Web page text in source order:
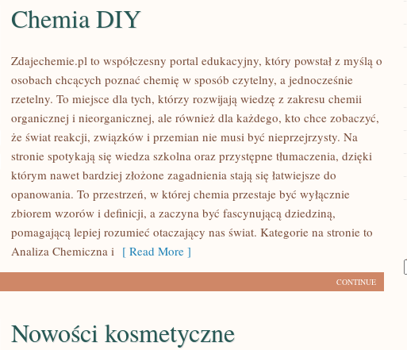
CHEMIA
Chemia DIY
Zdajechemie.pl to współczesny portal edukacyjny, który powstał z myślą o
osobach chcących poznać chemię w sposób czytelny, a jednocześnie
rzetelny. To miejsce dla tych, którzy rozwijają wiedzę z zakresu chemii
organicznej i nieorganicznej, ale również dla każdego, kto chce zobaczyć,
że świat reakcji, związków i przemian nie musi być nieprzejrzysty. Na
stronie spotykają się wiedza szkolna oraz przystępne tłumaczenia, dzięki
którym nawet bardziej złożone zagadnienia stają się łatwiejsze do
opanowania. To przestrzeń, w której chemia przestaje być wyłącznie
zbiorem wzorów i definicji, a zaczyna być fascynującą dziedziną,
pomagającą lepiej rozumieć otaczający nas świat. Kategorie na stronie to
Analiza Chemiczna i [ Read More ]
CONTINUE
Nowości kosmetyczne